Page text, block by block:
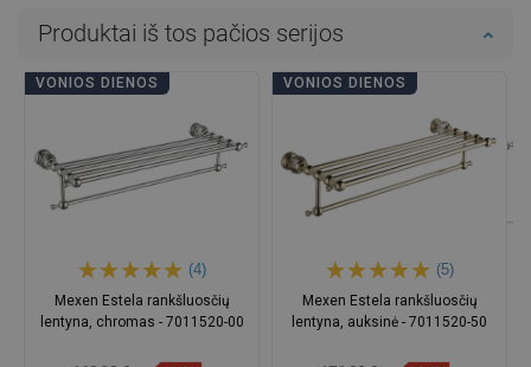
Produktai iš tos pačios serijos
VONIOS DIENOS
(4)
Mexen Estela rankšluosčių
lentyna, chromas - 7011520-00
VONIOS DIENOS
(5)
Mexen Estela rankšluosčių
lentyna, auksinė - 7011520-50